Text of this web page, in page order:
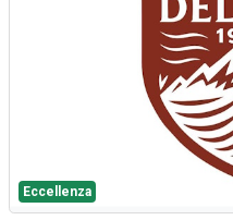
Eccellenza